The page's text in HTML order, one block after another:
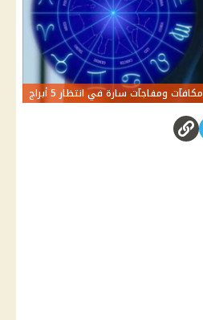
مكافآت ومفاجآت سارة في انتظار 5 أبراج